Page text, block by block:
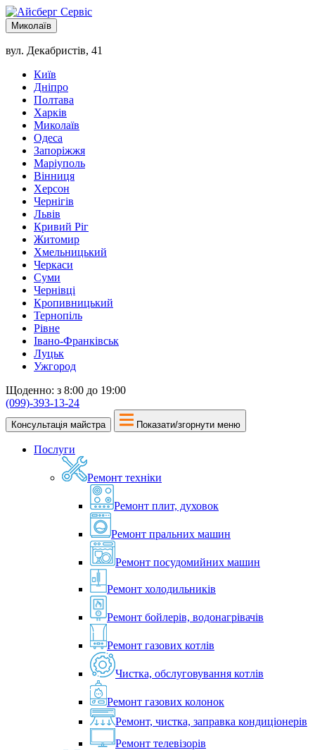
Миколаїв
вул. Декабристів, 41
Київ
Дніпро
Полтава
Харків
Миколаїв
Одеса
Запоріжжя
Маріуполь
Вінниця
Херсон
Чернігів
Львів
Кривий Ріг
Житомир
Хмельницький
Черкаси
Суми
Чернівці
Кропивницький
Тернопіль
Рівне
Івано-Франківськ
Луцьк
Ужгород
Щоденно: з 8:00 до 19:00
(099)-393-13-24
Консультація майстра Показати/згорнути меню
Послуги
Ремонт техніки
Ремонт плит, духовок
Ремонт пральних машин
Ремонт посудомийних машин
Ремонт холодильників
Ремонт бойлерів, водонагрівачів
Ремонт газових котлів
Чистка, обслуговування котлів
Ремонт газових колонок
Ремонт, чистка, заправка кондиціонерів
Ремонт телевізорів